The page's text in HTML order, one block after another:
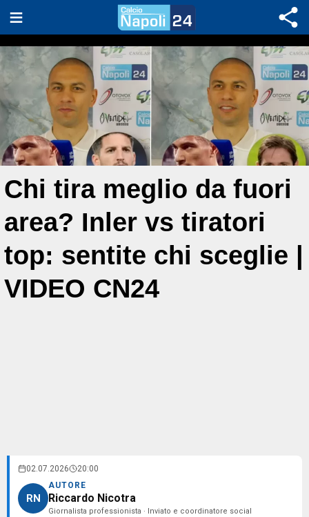
Chi tira meglio da fuori
area? Inler vs tiratori
top: sentite chi sceglie |
VIDEO CN24
02.07.2026 20:00
RN
AUTORE
Riccardo Nicotra
Giornalista professionista · Inviato e coordinatore social